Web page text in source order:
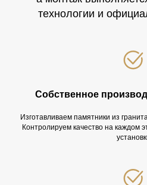
технологии и
Собственное
Изготавливаем памятники из
Контролируем качество на каждом
Отзывы клиентов о